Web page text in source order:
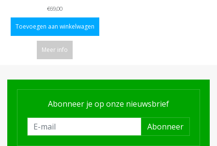
€69,00
Toevoegen aan winkelwagen
Meer info
Abonneer je op onze nieuwsbrief
Abonneer